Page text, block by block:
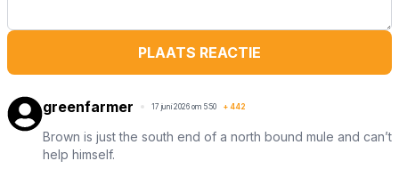
PLAATS REACTIE
greenfarmer 17 juni 2026 om 5:50 + 442
Brown is just the south end of a north bound mule and can’t
help himself.